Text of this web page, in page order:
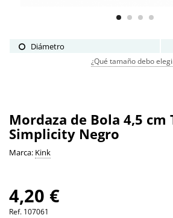
Diámetro
¿Qué tamaño debo
Mordaza de Bola 4,5
Simplicity Negro
Marca: Kink
4,20 €
Ref. 107061